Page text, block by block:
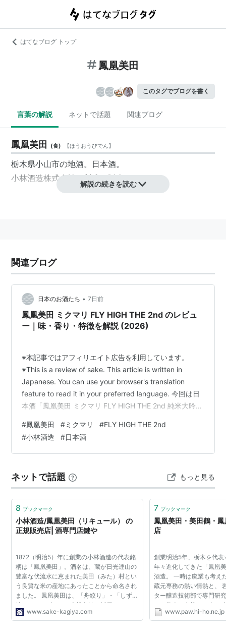
はてなブログ トップ
鳳凰美田
このタグでブログを書く
言葉の解説 ネットで話題 関連ブログ
鳳凰美田 (食) 【ほうおうびでん】
栃木県小山市の地酒。日本酒。
小林酒造株式会社が製造、販売をしている。
解説の続きを読む
関連ブログ
日本のお酒たち • 7日前
鳳凰美田 ミクマリ FLY HIGH THE 2nd のレビュ
ー｜味・香り・特徴を解説 (2026)
※本記事ではアフィリエイト広告を利用しています。
※This is a review of sake. This article is written in
Japanese. You can use your browser's translation
feature to read it in your preferred language. 今回は日
本酒「鳳凰美田 ミクマリ FLY HIGH THE 2nd 純米大吟醸
Junmai Daiginjo）」のレビュー記事です 個人的な評価
香り：★★★★✭（4/5 …
#鳳凰美田 #ミクマリ #FLY HIGH THE 2nd
#小林酒造 #日本酒
ネットで話題 もっと見る
8 ブックマーク
小林酒造/鳳凰美田（リキュール） の
正規販売店| 酒専門店鍵や
1872（明治5）年に創業の小林酒造の代表銘
柄は「鳳凰美田」。酒名は、蔵が日光連山の
豊富な伏流水に恵まれた美田（みた）村とい
う良質な米の産地にあったことから命名され
ました。 鳳凰美田は、「舟絞り」・「しずく
搾り」のいずれかの上槽方法を採用していま
す。ほとんどの酒を大吟醸と同じ「しずく搾
www.sake-kagiya.com
7 ブックマーク
鳳凰美田・美田鶴・
店
創業明治5年、栃木を代
年々進化してきた「鳳凰
酒造。 一時は廃業も考え
蔵元専務の熱い情熱と、
ター醸造技術部で専門研
いた美人の奥様の二人の
の銘酒として、 いまや全
www.paw.hi-ho.ne.jp